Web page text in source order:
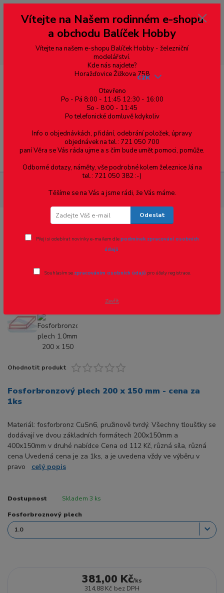
--- pro zákazníky ze Slovenska a jiných zemí, pokud chcete platit v eurech
přepněte si e-shop na euro 💶 pro přepočet měny - pravý horní roh ---
dobírky – pokud si z nějakého důvodu zásilku nevyzvednete, bude po
domluvě zaslána znovu s opětovnou platbou za poštovné, v opačném
případě bude zrušena a účet přidán na blacklist a rušeny následující
objednávky.
Menu
CZK
mm - 1ks
Ohodnotit produkt
Fosforbronzový plech 200 x 150 mm - cena za
1ks
Materiál: fosforbronz CuSn6, pružinově tvrdý. Všechny tloušťky se
dodávají ve dvou základních formátech 200x150mm a
400x150mm v druhé nabídce Cena od 112 Kč, různá síla, různá
cena Uvedená cena je za 1ks, a je uvedena vždy ve výběru v
pravo celý popis
Dostupnost Skladem 3 ks
Fosforbroznový plech
381,00 Kč/ks
314,88 Kč bez DPH
Vítejte na Našem rodinném e-shopu
a obchodu Balíček Hobby
Vítejte na našem e-shopu Balíček Hobby - železniční
modelářství.
Kde nás najdete?
Horažďovice Žižkova 758
Otevřeno
Po - Pá 8:00 - 11:45 12:30 - 16:00
So - 8:00 - 11:45
Po telefonické domluvě kdykoliv
Info o objednávkách, přidání, odebrání položek, úpravy
objednávek na tel.: 721 050 700
paní Věra se Vás ráda ujme a s čím bude umět pomoci, pomůže.
Odborné dotazy, náměty, vše podrobné kolem železnice Já na
tel.: 721 050 382 :-)
Těšíme se na Vás a jsme rádi, že Vás máme.
Odeslat
Přeji si odebírat novinky e-mailem dlepodmínek zpracování osobních
údajů.
Souhlasím se zpracováním osobních údajů pro účely registrace.
Zavřít